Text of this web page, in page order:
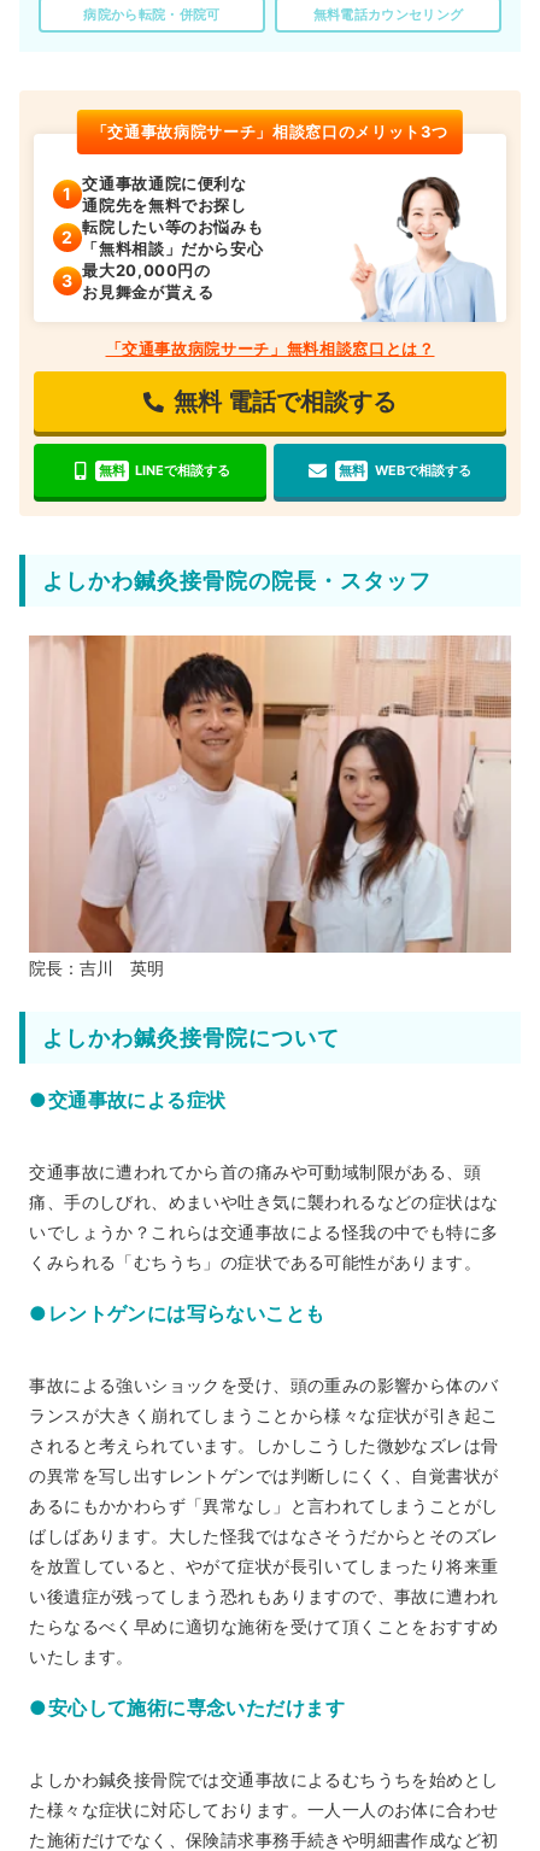
病院から転院・併院可 無料電話カウンセリング
「交通事故病院サーチ」相談窓口のメリット3つ
交通事故通院に便利な
通院先を無料でお探し
転院したい等のお悩みも
「無料相談」だから安心
最大20,000円の
お見舞金が貰える
「交通事故病院サーチ」無料相談窓口とは？
無料 電話で相談する
無料 LINEで相談する 無料 WEBで相談する
よしかわ鍼灸接骨院の院長・スタッフ
院長：吉川 英明
よしかわ鍼灸接骨院について
●交通事故による症状
交通事故に遭われてから首の痛みや可動域制限がある、頭
痛、手のしびれ、めまいや吐き気に襲われるなどの症状はな
いでしょうか？これらは交通事故による怪我の中でも特に多
くみられる「むちうち」の症状である可能性があります。
●レントゲンには写らないことも
事故による強いショックを受け、頭の重みの影響から体のバ
ランスが大きく崩れてしまうことから様々な症状が引き起こ
されると考えられています。しかしこうした微妙なズレは骨
の異常を写し出すレントゲンでは判断しにくく、自覚書状が
あるにもかかわらず「異常なし」と言われてしまうことがし
ばしばあります。大した怪我ではなさそうだからとそのズレ
を放置していると、やがて症状が長引いてしまったり将来重
い後遺症が残ってしまう恐れもありますので、事故に遭われ
たらなるべく早めに適切な施術を受けて頂くことをおすすめ
いたします。
●安心して施術に専念いただけます
よしかわ鍼灸接骨院では交通事故によるむちうちを始めとし
た様々な症状に対応しております。一人一人のお体に合わせ
た施術だけでなく、保険請求事務手続きや明細書作成など初